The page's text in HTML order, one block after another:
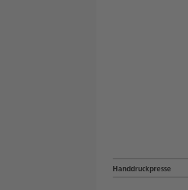
Handdruckpresse